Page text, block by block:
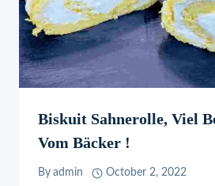
Biskuit Sahnerolle, Viel
Vom Bäcker !
By admin October 2, 2022